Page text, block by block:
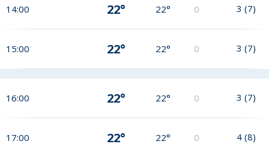
14:00 22° 22° 0 3 (7)
15:00 22° 22° 0 3 (7)
16:00 22° 22° 0 3 (7)
17:00 22° 22° 0 4 (8)